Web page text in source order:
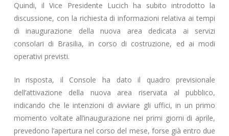
Quindi, il Vice Presidente Lucich ha subito introdotto la
discussione, con la richiesta di informazioni relativa ai tempi
di inaugurazione della nuova area dedicata ai servizi
consolari di Brasilia, in corso di costruzione, ed ai modi
operativi previsti.
In risposta, il Console ha dato il quadro previsionale
dell’attivazione della nuova area riservata al pubblico,
indicando che le intenzioni di avviare gli uffici, in un primo
momento voltate all’inaugurazione nei primi giorni di aprile,
prevedono l’apertura nel corso del mese, forse già entro due